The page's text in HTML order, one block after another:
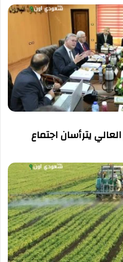
يترأسان اجتماع